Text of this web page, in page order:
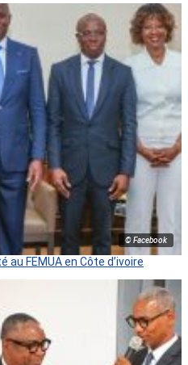
© Facebook
au FEMUA en Côte d’ivoire